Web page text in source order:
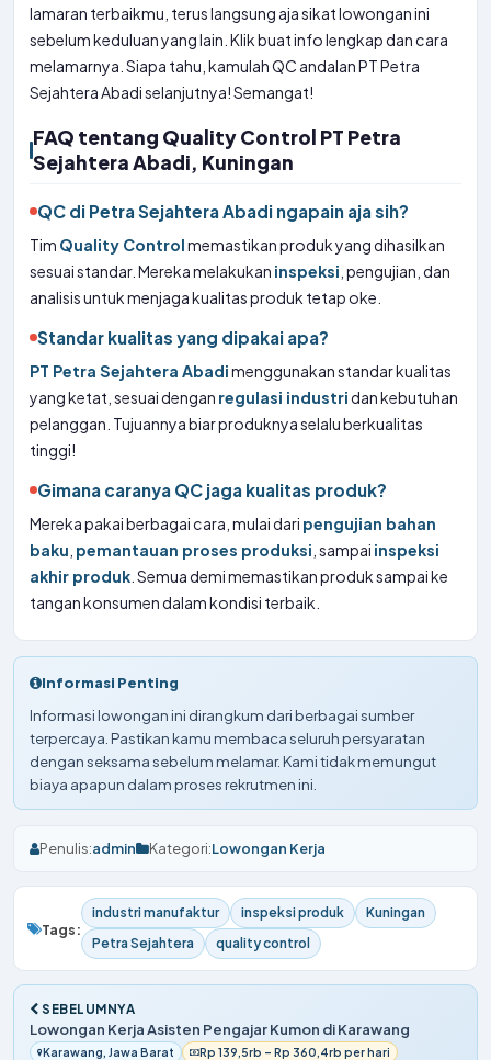
lamaran terbaikmu, terus langsung aja sikat lowongan ini
sebelum keduluan yang lain. Klik buat info lengkap dan cara
melamarnya. Siapa tahu, kamulah QC andalan PT Petra
Sejahtera Abadi selanjutnya! Semangat!
FAQ tentang Quality Control PT Petra
Sejahtera Abadi, Kuningan
QC di Petra Sejahtera Abadi ngapain aja sih?
Tim Quality Controlmemastikan produk yang dihasilkan
sesuai standar. Mereka melakukan inspeksi , pengujian, dan
analisis untuk menjaga kualitas produk tetap oke.
Standar kualitas yang dipakai apa?
PT Petra Sejahtera Abadimenggunakan standar kualitas
yang ketat, sesuai dengan regulasi industridan kebutuhan
pelanggan. Tujuannya biar produknya selalu berkualitas
tinggi!
Gimana caranya QC jaga kualitas produk?
Mereka pakai berbagai cara, mulai dari pengujian bahan
baku pemantauan proses produksi , sampai inspeksi
akhir produk . Semua demi memastikan produk sampai ke
tangan konsumen dalam kondisi terbaik.
Informasi Penting
Informasi lowongan ini dirangkum dari berbagai sumber
terpercaya. Pastikan kamu membaca seluruh persyaratan
dengan seksama sebelum melamar. Kami tidak memungut
biaya apapun dalam proses rekrutmen ini.
Penulis:admin Kategori:Lowongan Kerja
Tags:
industri manufaktur inspeksi produk
Kuningan
Petra Sejahtera
quality control
SEBELUMNYA
Lowongan Kerja Asisten Pengajar Kumon di Karawang
Karawang, Jawa Barat Rp 139,5rb – Rp 360,4rb per hari